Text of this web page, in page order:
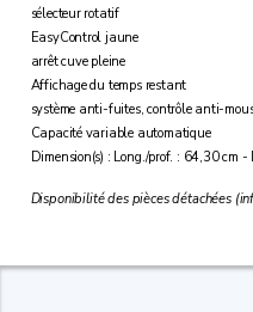
sélecteur rotatif
EasyControl jaune
arrêt cuve pleine
Affichage du temps restant
système anti-fuites, contrôle anti-
Capacité variable automatique
Dimension(s) : Long./prof. : 64,30 cm
Disponibilité des pièces détachées